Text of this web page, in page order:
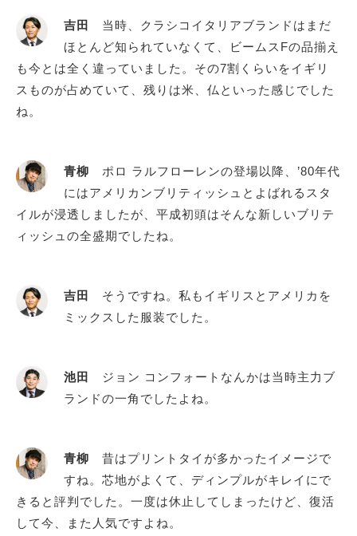
吉田
当時、クラシコイタリアブランドはまだ
ほとんど知られていなくて、ビームスFの品揃え
も今とは全く違っていました。その7割くらいをイギリ
スものが占めていて、残りは米、仏といった感じでした
ね。
青柳 ポロ ラルフローレンの登場以降、’80年代
にはアメリカンブリティッシュとよばれるスタ
イルが浸透しましたが、平成初頭はそんな新しいブリテ
ィッシュの全盛期でしたね。
吉田
そうですね。私もイギリスとアメリカを
ミックスした服装でした。
池田
ジョン コンフォートなんかは当時主力ブ
ランドの一角でしたよね。
青柳 昔はプリントタイが多かったイメージで
すね。芯地がよくて、ディンプルがキレイにで
きると評判でした。一度は休止してしまったけど、復活
して今、また人気ですよね。